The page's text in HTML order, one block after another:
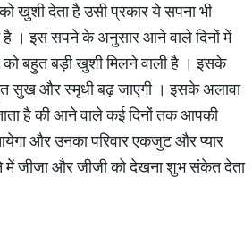
खुशी देता है उसी प्रकार ये सपना भी
। इस सपने के अनुसार आने वाले दिनों में
बहुत बड़ी खुशी मिलने वाली है । इसके
सुख और स्मृधी बढ़ जाएगी । इसके अलावा
है की आने वाले कई दिनों तक आपकी
और उनका परिवार एकजुट और प्यार
में जीजा और जीजी को देखना शुभ संकेत देता